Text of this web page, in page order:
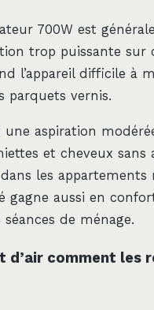
700W est
trop puissante sur
l’appareil difficile à
parquets vernis.
aspiration
et cheveux sans
les appartements
aussi en confort
de ménage.
d’air comment les